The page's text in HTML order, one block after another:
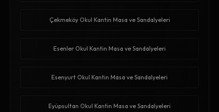
Çekmeköy Okul Kantin Masa ve Sandalyeleri
Esenler Okul Kantin Masa ve Sandalyeleri
Esenyurt Okul Kantin Masa ve Sandalyeleri
Eyüpsultan Okul Kantin Masa ve Sandalyeleri